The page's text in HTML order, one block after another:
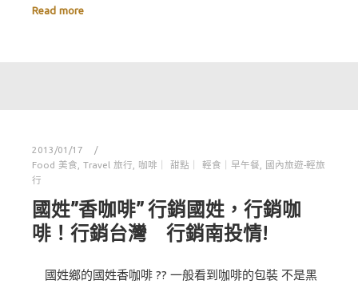
Read more
2013/01/17
Food 美食
Travel 旅行 咖啡｜ 甜點｜ 輕食｜早午餐
國內旅遊-輕旅
行
國姓”香咖啡” 行銷國姓，行銷咖
啡！行銷台灣 行銷南投情!
國姓鄉的國姓香咖啡 ?? 一般看到咖啡的包裝 不是黑